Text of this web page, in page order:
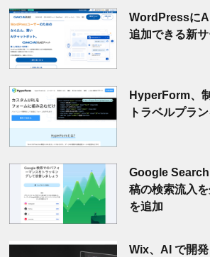
WordPressに
追加できる新
HyperForm、
トラベルプラ
Google
稿の検索流入
を追加
Wix、AI で開